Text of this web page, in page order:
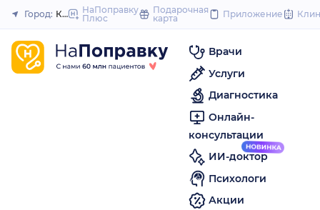
to
Закрыть
Город: КурганНаПоправку
Плюс
Подарочная
карта
Приложение
Врачи
Услуги
Диагностика
Онлайн-
консультации
ИИ-доктор
Психологи
Акции